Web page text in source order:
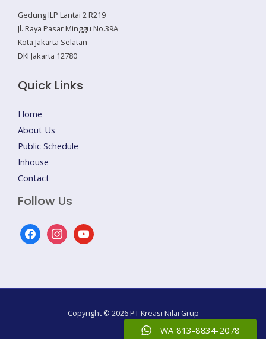
Gedung ILP Lantai 2 R219
Jl. Raya Pasar Minggu No.39A
Kota Jakarta Selatan
DKI Jakarta 12780
Quick Links
Home
About Us
Public Schedule
Inhouse
Contact
Follow Us
facebookinstagramyoutube
Copyright © 2026 PT Kreasi Nilai Grup
WA 813-8834-2078